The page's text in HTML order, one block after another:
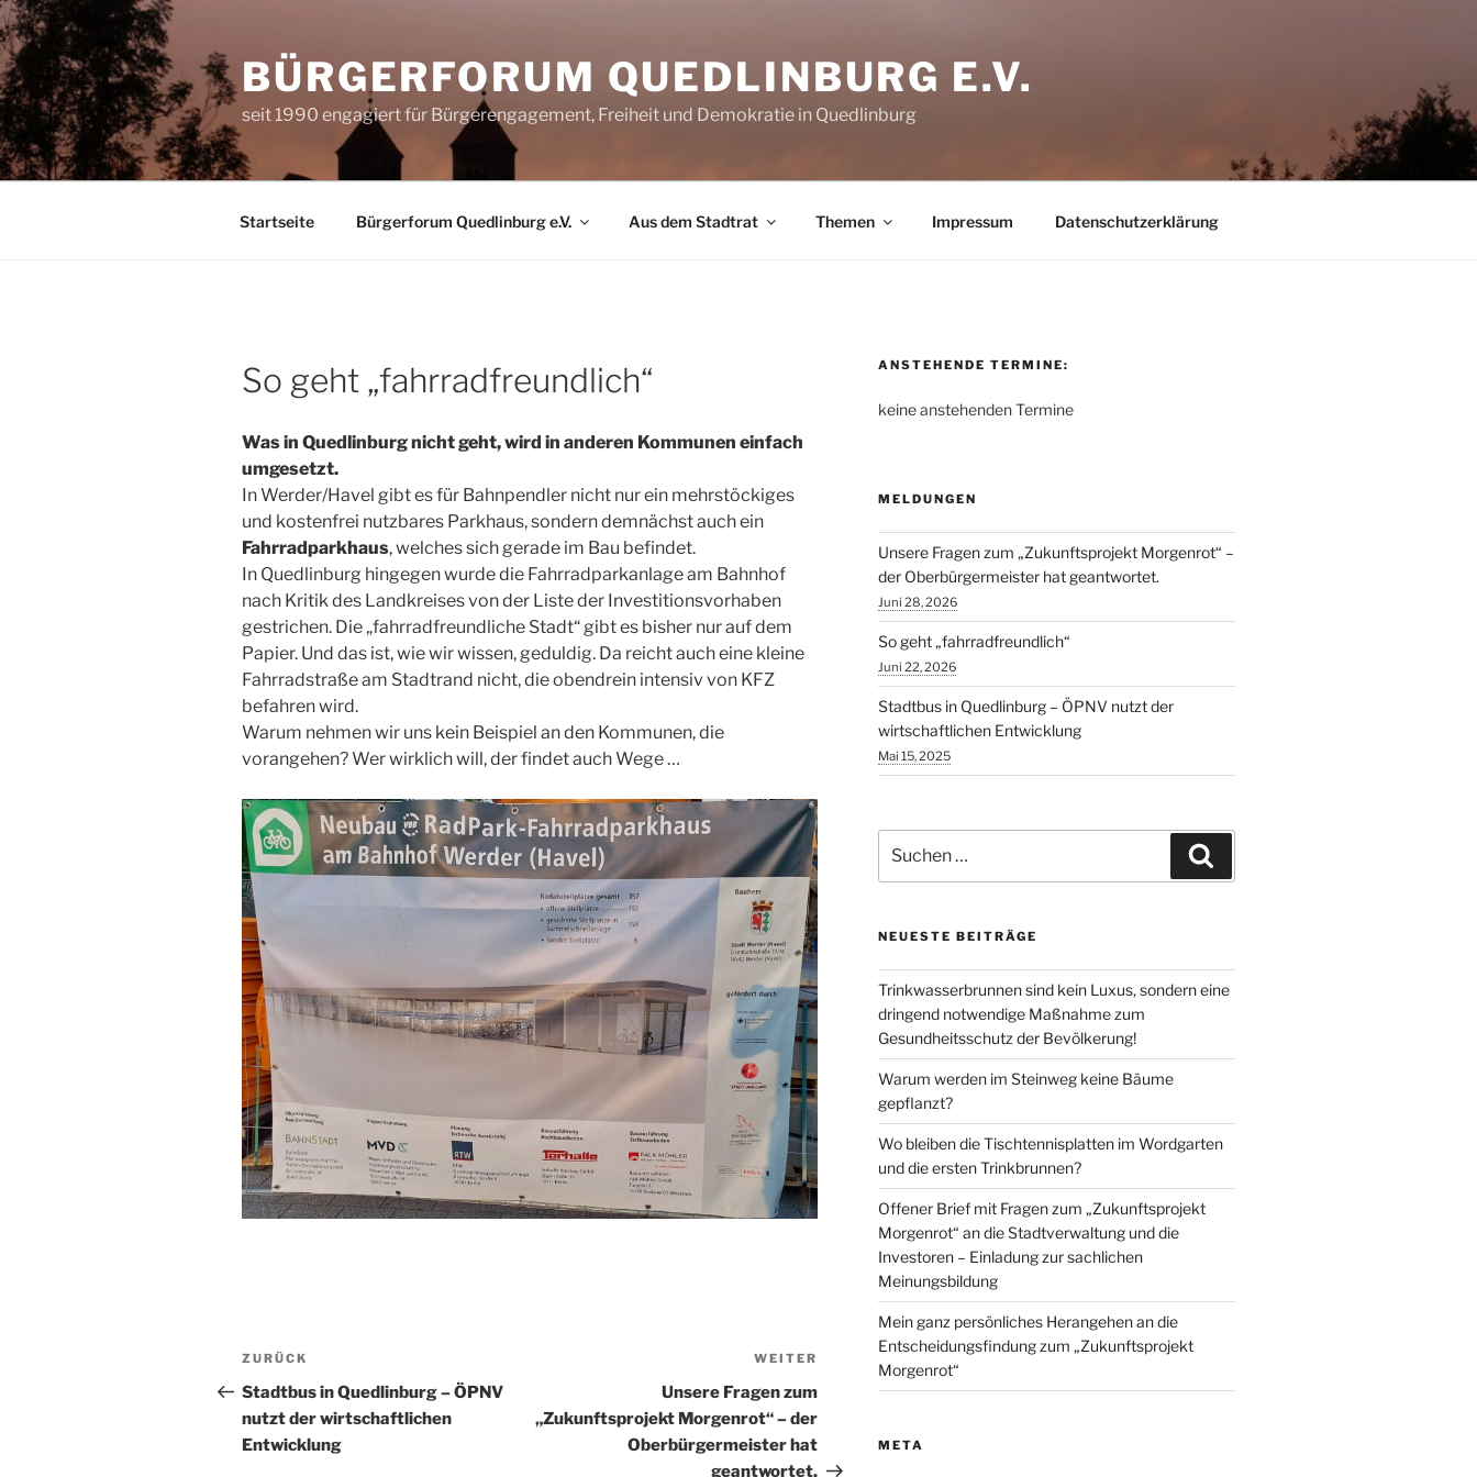
Zum
Inhalt
springen
BÜRGERFORUM QUEDLINBURG E.V.
seit 1990 engagiert für Bürgerengagement, Freiheit und Demokratie in Quedlinburg
Startseite Bürgerforum Quedlinburg e.V. Aus dem Stadtrat Themen Impressum Datenschutzerklärung
So geht „fahrradfreundlich“
Was in Quedlinburg nicht geht, wird in anderen Kommunen einfach
umgesetzt.
In Werder/Havel gibt es für Bahnpendler nicht nur ein mehrstöckiges
und kostenfrei nutzbares Parkhaus, sondern demnächst auch ein
Fahrradparkhaus, welches sich gerade im Bau befindet.
In Quedlinburg hingegen wurde die Fahrradparkanlage am Bahnhof
nach Kritik des Landkreises von der Liste der Investitionsvorhaben
gestrichen. Die „fahrradfreundliche Stadt“ gibt es bisher nur auf dem
Papier. Und das ist, wie wir wissen, geduldig. Da reicht auch eine kleine
Fahrradstraße am Stadtrand nicht, die obendrein intensiv von KFZ
befahren wird.
Warum nehmen wir uns kein Beispiel an den Kommunen, die
vorangehen? Wer wirklich will, der findet auch Wege …
Beitragsnavigation
Vorheriger
Beitrag
ZURÜCK
Stadtbus in Quedlinburg – ÖPNV
nutzt der wirtschaftlichen
Entwicklung
Nächster
Beitrag
WEITER
Unsere Fragen zum
„Zukunftsprojekt Morgenrot“ – der
Oberbürgermeister hat
geantwortet.
ANSTEHENDE TERMINE:
keine anstehenden Termine
MELDUNGEN
Unsere Fragen zum „Zukunftsprojekt Morgenrot“ –
der Oberbürgermeister hat geantwortet.
Juni 28, 2026
So geht „fahrradfreundlich“
Juni 22, 2026
Stadtbus in Quedlinburg – ÖPNV nutzt der
wirtschaftlichen Entwicklung
Mai 15, 2025
nach:
NEUESTE BEITRÄGE
Trinkwasserbrunnen sind kein Luxus, sondern eine
dringend notwendige Maßnahme zum
Gesundheitsschutz der Bevölkerung!
Warum werden im Steinweg keine Bäume
gepflanzt?
Wo bleiben die Tischtennisplatten im Wordgarten
und die ersten Trinkbrunnen?
Offener Brief mit Fragen zum „Zukunftsprojekt
Morgenrot“ an die Stadtverwaltung und die
Investoren – Einladung zur sachlichen
Meinungsbildung
Mein ganz persönliches Herangehen an die
Entscheidungsfindung zum „Zukunftsprojekt
Morgenrot“
META